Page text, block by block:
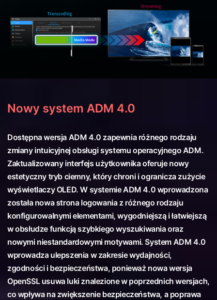
Nowy system ADM 4.0
Dostępna wersja ADM 4.0 zapewnia różnego rodzaju
zmiany intuicyjnej obsługi systemu operacyjnego ADM.
Zaktualizowany interfejs użytkownika oferuje nowy
estetyczny tryb ciemny, który chroni i ogranicza zużycie
wyświetlaczy OLED. W systemie ADM 4.0 wprowadzona
została nowa strona logowania z różnego rodzaju
konfigurowalnymi elementami, wygodniejszą i łatwiejszą
w obsłudze funkcją szybkiego wyszukiwania oraz
nowymi niestandardowymi motywami. System ADM 4.0
wprowadza ulepszenia w zakresie wydajności,
zgodności i bezpieczeństwa, ponieważ nowa wersja
OpenSSL usuwa luki znalezione w poprzednich wersjach,
co wpływa na zwiększenie bezpieczeństwa, a poprawa